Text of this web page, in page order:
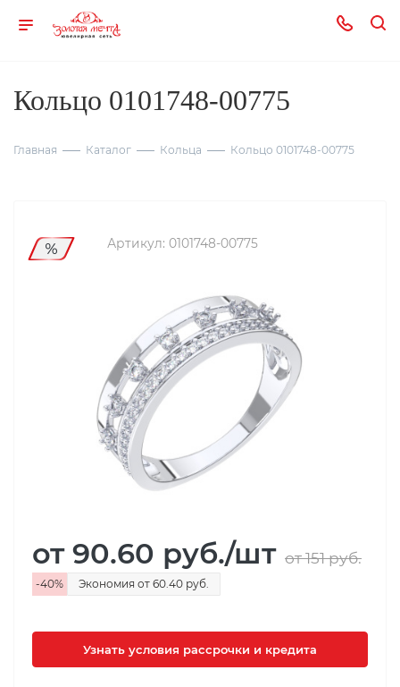
Кольцо 0101748-00775
Главная Каталог Кольца Кольцо 0101748-00775
Артикул: 0101748-00775
от 90.60 руб./шт от 151руб.
-40% Экономия от 60.40 руб.
Узнать условия рассрочки и кредита